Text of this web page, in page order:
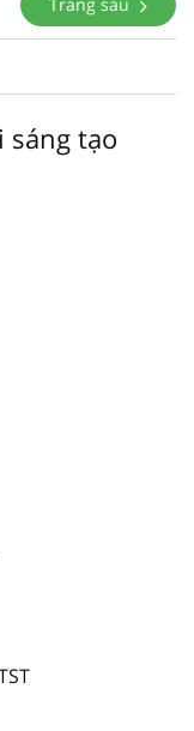
sáng tạo